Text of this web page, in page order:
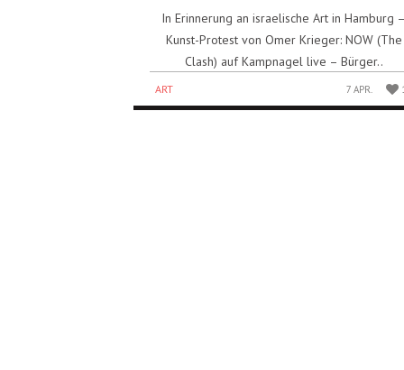
In Erinnerung an israelische Art in Hamburg
Kunst-Protest von Omer Krieger: NOW (The
Clash) auf Kampnagel live – Bürger..
ART 7 APR.